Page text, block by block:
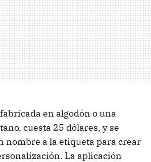
en algodón o una
cuesta 25 dólares, y se
nombre a la etiqueta para crear
La aplicación